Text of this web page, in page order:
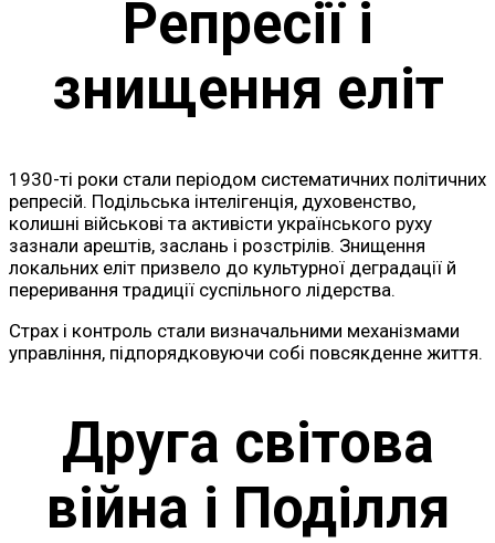
Репресії і
знищення еліт
1930-ті роки стали періодом систематичних політичних
репресій. Подільська інтелігенція, духовенство,
колишні військові та активісти українського руху
зазнали арештів, заслань і розстрілів. Знищення
локальних еліт призвело до культурної деградації й
переривання традиції суспільного лідерства.
Страх і контроль стали визначальними механізмами
управління, підпорядковуючи собі повсякденне життя.
Друга світова
війна і Поділля